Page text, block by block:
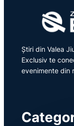
Știri din Valea
Exclusiv te
evenimente din